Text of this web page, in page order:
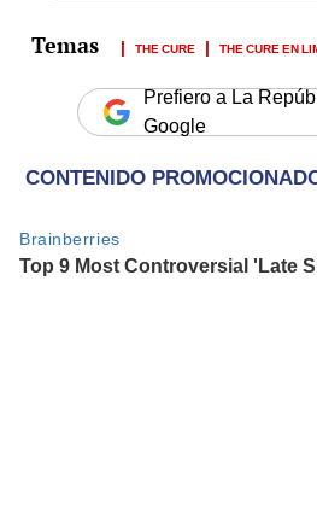
THE CURE THE CURE EN
Prefiero a La
Google